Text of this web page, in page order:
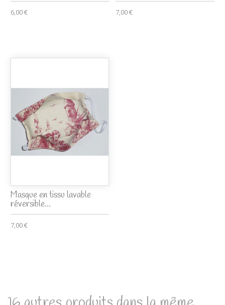
6,00 € 7,00 €
Masque en tissu lavable
réversible...
7,00 €